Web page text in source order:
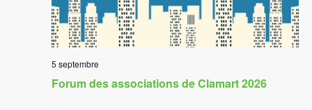
Forum des associations de Clamart 2026
5 septembre